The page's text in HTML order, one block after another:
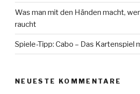
Was man mit den Händen macht,
raucht
Spiele-Tipp: Cabo – Das Kartenspiel
NEUESTE KOMMENTARE